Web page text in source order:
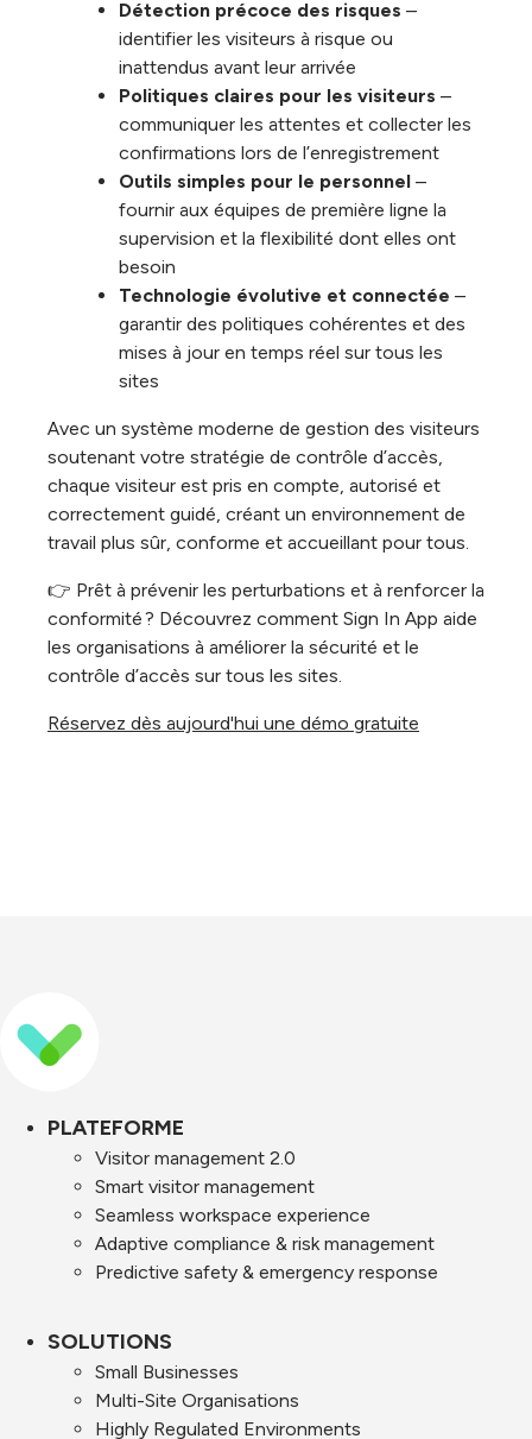
Détection précoce des risques –
identifier les visiteurs à risque ou
inattendus avant leur arrivée
Politiques claires pour les visiteurs –
communiquer les attentes et collecter les
confirmations lors de l’enregistrement
Outils simples pour le personnel –
fournir aux équipes de première ligne la
supervision et la flexibilité dont elles ont
besoin
Technologie évolutive et connectée –
garantir des politiques cohérentes et des
mises à jour en temps réel sur tous les
sites
Avec un système moderne de gestion des visiteurs
soutenant votre stratégie de contrôle d’accès,
chaque visiteur est pris en compte, autorisé et
correctement guidé, créant un environnement de
travail plus sûr, conforme et accueillant pour tous.
👉 Prêt à prévenir les perturbations et à renforcer la
conformité ? Découvrez comment Sign In App aide
les organisations à améliorer la sécurité et le
contrôle d’accès sur tous les sites.
Réservez dès aujourd'hui une démo gratuite
PLATEFORME
Visitor management 2.0
Smart visitor management
Seamless workspace experience
Adaptive compliance & risk management
Predictive safety & emergency response
SOLUTIONS
Small Businesses
Multi-Site Organisations
Highly Regulated Environments